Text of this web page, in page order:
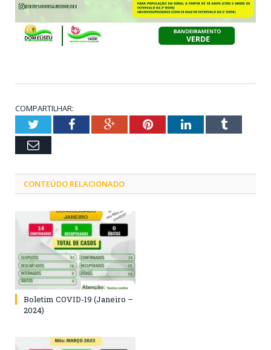
COMPARTILHAR:
TwitterFacebookGoogle+PinterestLinkedInTumblr
Email
CONTEÚDO RELACIONADO
Boletim COVID-19 (Janeiro –
2024)